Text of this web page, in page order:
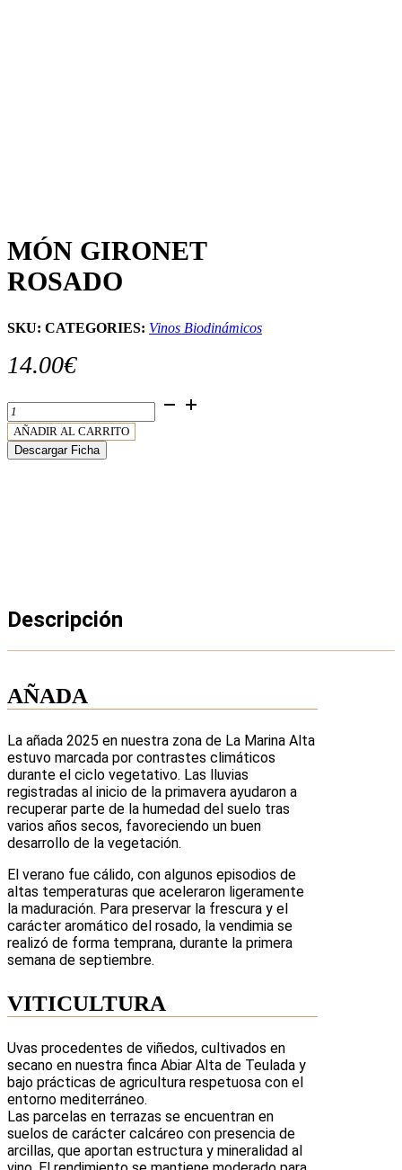
MÓN GIRONET
ROSADO
SKU: CATEGORIES: Vinos Biodinámicos
14.00€
MÓN
Gironet
Rosado
cantidad
AÑADIR AL CARRITO
Descargar Ficha
Descripción
AÑADA
La añada 2025 en nuestra zona de La Marina Alta
estuvo marcada por contrastes climáticos
durante el ciclo vegetativo. Las lluvias
registradas al inicio de la primavera ayudaron a
recuperar parte de la humedad del suelo tras
varios años secos, favoreciendo un buen
desarrollo de la vegetación.
El verano fue cálido, con algunos episodios de
altas temperaturas que aceleraron ligeramente
la maduración. Para preservar la frescura y el
carácter aromático del rosado, la vendimia se
realizó de forma temprana, durante la primera
semana de septiembre.
VITICULTURA
Uvas procedentes de viñedos, cultivados en
secano en nuestra finca Abiar Alta de Teulada y
bajo prácticas de agricultura respetuosa con el
entorno mediterráneo.
Las parcelas en terrazas se encuentran en
suelos de carácter calcáreo con presencia de
arcillas, que aportan estructura y mineralidad al